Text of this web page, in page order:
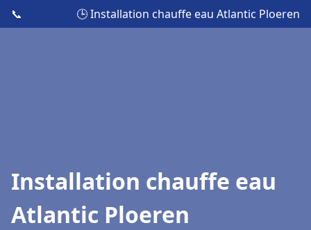
📞 🕒 Installation chauffe eau Atlantic Ploeren
Installation chauffe eau
Atlantic Ploeren